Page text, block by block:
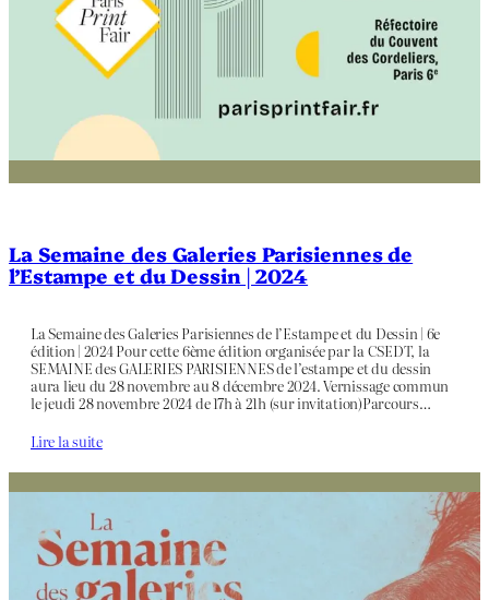
La Semaine des Galeries Parisiennes de
l’Estampe et du Dessin | 2024
La Semaine des Galeries Parisiennes de l’Estampe et du Dessin | 6e
édition | 2024 Pour cette 6ème édition organisée par la CSEDT, la
SEMAINE des GALERIES PARISIENNES de l’estampe et du dessin
aura lieu du 28 novembre au 8 décembre 2024. Vernissage commun
le jeudi 28 novembre 2024 de 17h à 21h (sur invitation)Parcours…
Lire la suite